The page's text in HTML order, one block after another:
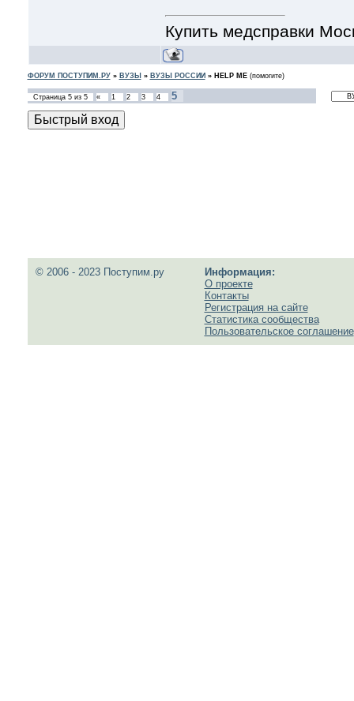
Купить медсправки
ФОРУМ ПОСТУПИМ.РУ» ВУЗЫ » ВУЗЫ РОССИИ » HELP ME (помогите)
Страница 5из 5 « 1 2 3 4 5
© 2006 - 2023 Поступим.ру
Информация:
О проекте
Контакты
Регистрация на сайте
Статистика сообщества
Пользовательское соглашение